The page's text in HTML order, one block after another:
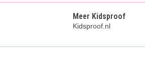
Meer Kidsproof
Kidsproof.nl